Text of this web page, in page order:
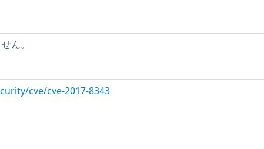
ん。
cve/cve-2017-8343